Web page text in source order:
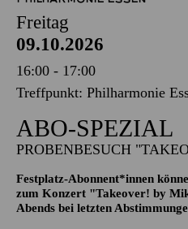
PHILHARMONIE ESSEN
Freitag
09.10.2026
16:00 - 17:00
Treffpunkt: Philharmonie
ABO-SPEZIAL
PROBENBESUCH